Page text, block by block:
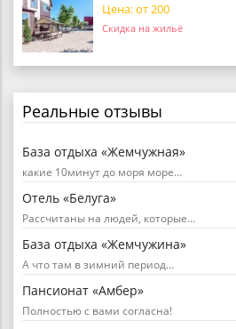
Цена: от 200
Скидка на жильё
Реальные отзывы
База отдыха «Жемчужная»
какие 10минут до моря море…
Отель «Белуга»
Рассчитаны на людей, которые…
База отдыха «Жемчужина»
А что там в зимний период…
Пансионат «Амбер»
Полностью с вами согласна!